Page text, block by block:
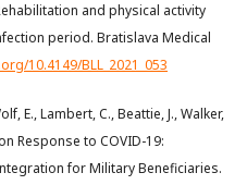
and physical activity
period. Bratislava Medical
10.4149/BLL_2021_053
E., Lambert, C., Beattie, J., Walker,
Response to COVID-19:
for Military Beneficiaries.